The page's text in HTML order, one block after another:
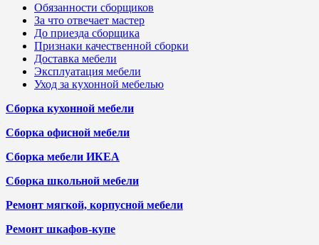
Обязанности сборщиков
За что отвечает мастер
До приезда сборщика
Признаки качественной сборки
Доставка мебели
Эксплуатация мебели
Уход за кухонной мебелью
Сборка кухонной мебели
Сборка офисной мебели
Сборка мебели ИКЕА
Сборка школьной мебели
Ремонт мягкой, корпусной мебели
Ремонт шкафов-купе